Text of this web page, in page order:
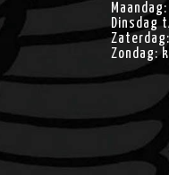
Dinsdag
Zondag: